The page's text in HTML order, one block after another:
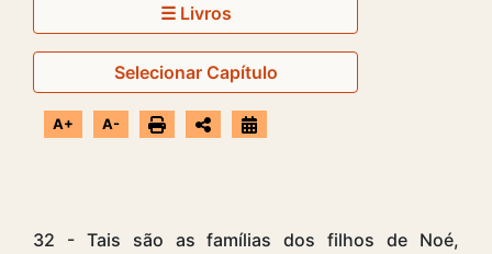
☰ Livros
Selecionar Capítulo
A+ A-
32 - Tais são as famílias dos filhos de Noé,